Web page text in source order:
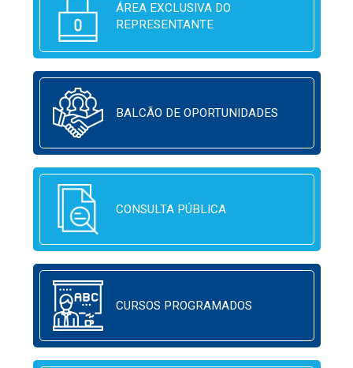
ÁREA EXCLUSIVA DO
REPRESENTANTE
BALCÃO DE OPORTUNIDADES
CONSULTA PÚBLICA
CURSOS PROGRAMADOS